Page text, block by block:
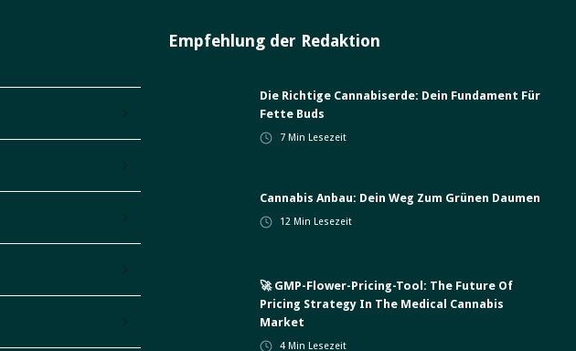
Empfehlung der Redaktion
Die Richtige Cannabiserde: Dein Fundament Für
Fette Buds
7Min Lesezeit
Cannabis Anbau: Dein Weg Zum Grünen Daumen
12 Min Lesezeit
🚀 GMP-Flower-Pricing-Tool: The Future Of
Pricing Strategy In The Medical Cannabis
Market
4Min Lesezeit